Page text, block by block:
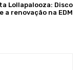
Lollapalooza: Disco
a renovação na EDM